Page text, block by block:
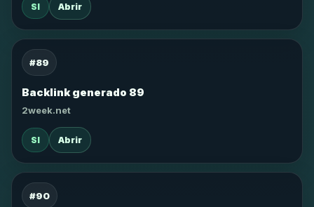
SI Abrir
#89
Backlink generado 89
2week.net
SI Abrir
#90